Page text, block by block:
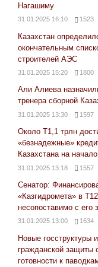
Нагашиму
31.01.2025 16:10 1523
Казахстан
окончательным
строителей АЭС
31.01.2025 15:20 1800
Али Алиева
тренера сборной
31.01.2025 13:30 1597
Около Т1,1 трлн
«безнадежные»
Казахстана на
31.01.2025 13:18 1557
Сенатор:
«Казгидромета» в
несопоставимо с его
31.01.2025 13:00 1634
Новые госструктуры
гражданской защиты
готовности к